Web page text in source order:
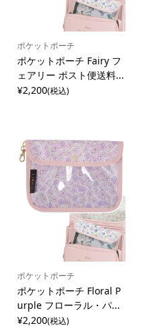
ポケットポーチ
ポケットポーチ Fairy フ
ェアリー ポスト便送料...
¥2,200(税込)
ポケットポーチ
ポケットポーチ Floral P
urple フローラル・パ...
¥2,200(税込)